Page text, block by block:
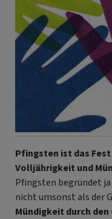
Pfingsten ist das
Volljährigkeit und
Pfingsten begründet ja
nicht umsonst als der
Mündigkeit durch den